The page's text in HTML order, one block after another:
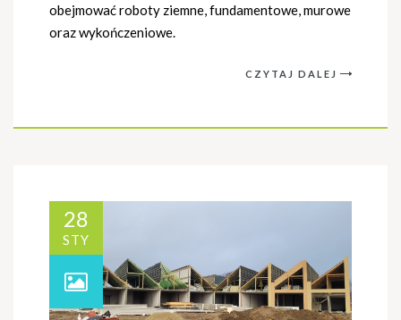
obejmować roboty ziemne, fundamentowe, murowe
oraz wykończeniowe.
CZYTAJ DALEJ
28
STY